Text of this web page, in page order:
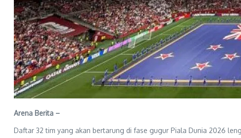
Arena Berita –
Daftar 32 tim yang akan bertarung di fase gugur Piala Dunia 2026